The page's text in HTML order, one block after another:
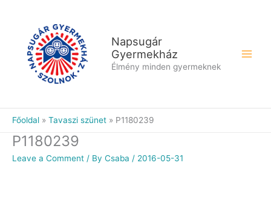
Napsugár
Gyermekház
Élmény minden gyermeknek
Főoldal Tavaszi szünet P1180239
P1180239
Leave a Comment / By Csaba / 2016-05-31